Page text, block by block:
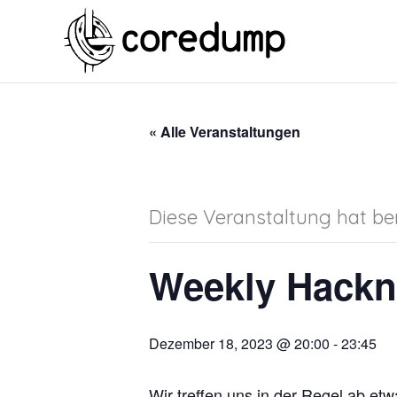
« Alle Veranstaltungen
Diese Veranstaltung hat
Weekly
Dezember 18, 2023 @ 20:00 -23:45